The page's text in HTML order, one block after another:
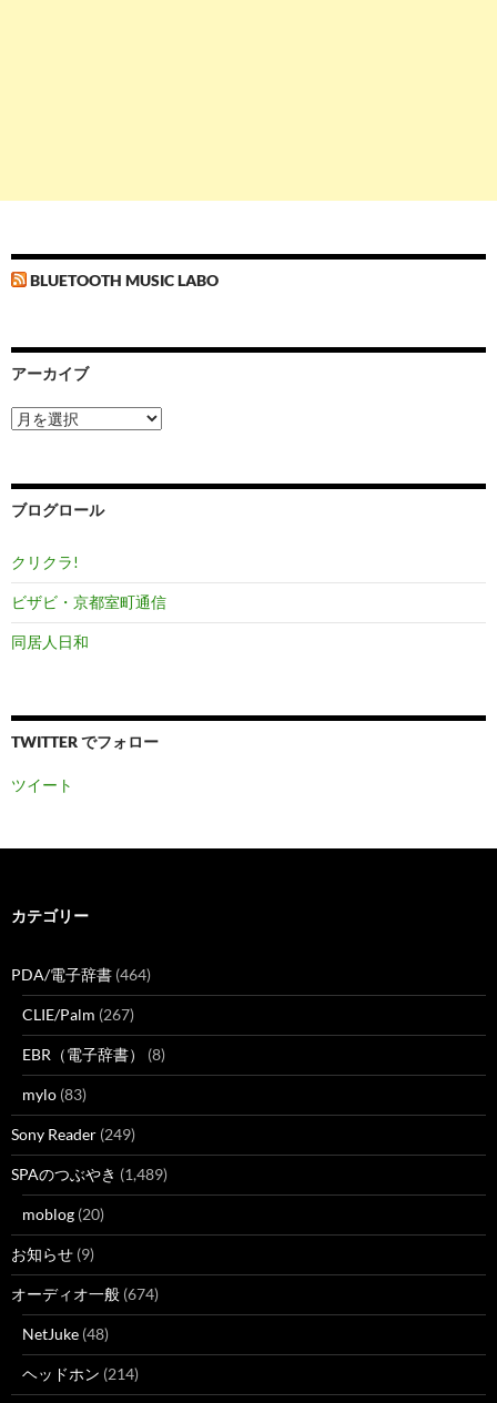
BLUETOOTH MUSIC LABO
アーカイブ
ア
ー
ブ
ブログロール
クリクラ!
ビザビ・京都室町通信
同居人日和
TWITTER でフォロー
ツイート
カテゴリー
PDA/電子辞書 (464)
CLIE/Palm (267)
EBR（電子辞書） (8)
mylo (83)
Sony Reader (249)
SPAのつぶやき (1,489)
moblog (20)
お知らせ (9)
オーディオ一般 (674)
NetJuke (48)
ヘッドホン (214)